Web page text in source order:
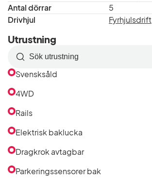
Antal dörrar
5
Drivhjul
Fyrhjulsdrift
Utrustning
Sök
efter
i
Svensksåld
4WD
Rails
Elektrisk baklucka
Dragkrok avtagbar
Parkeringssensorer bak